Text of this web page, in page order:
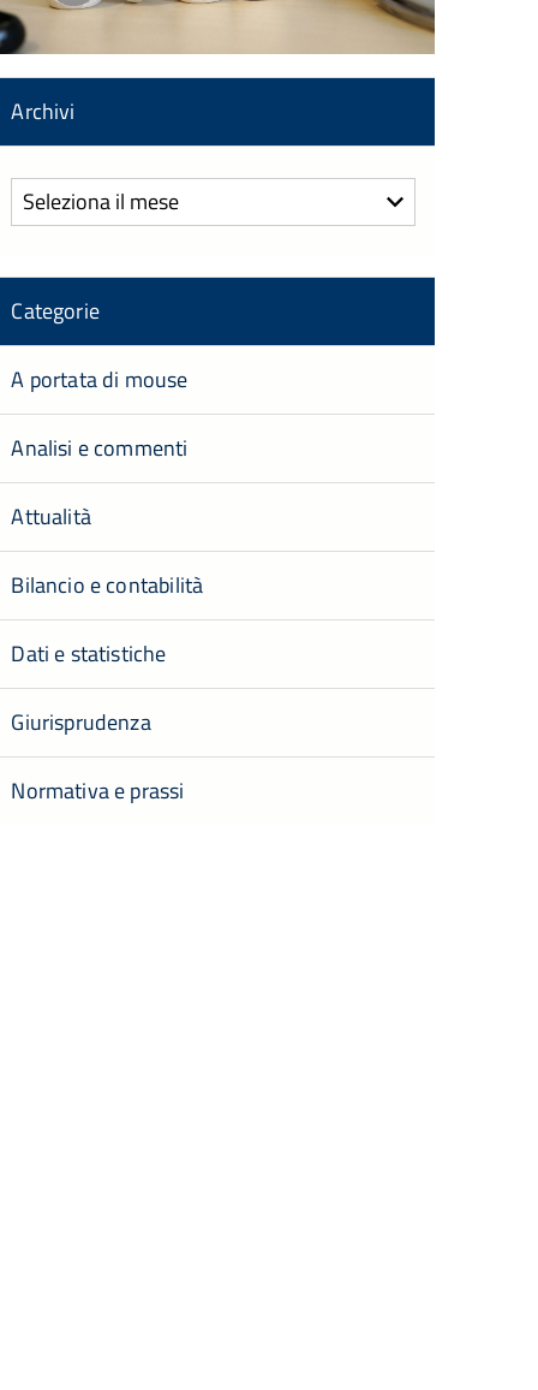
Archivi
Archivi
Categorie
A portata di mouse
Analisi e commenti
Attualità
Bilancio e contabilità
Dati e statistiche
Giurisprudenza
Normativa e prassi